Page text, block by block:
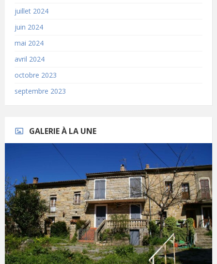
juillet 2024
juin 2024
mai 2024
avril 2024
octobre 2023
septembre 2023
GALERIE À LA UNE